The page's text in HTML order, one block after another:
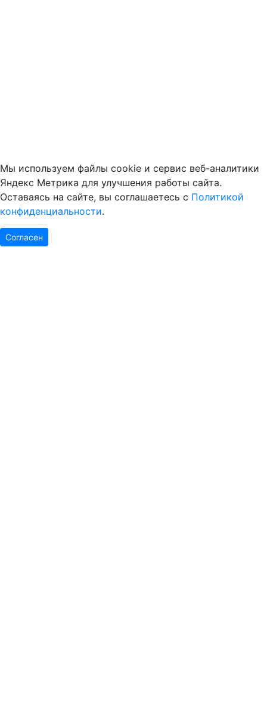
Мы используем файлы cookie и сервис веб-аналитики
Яндекс Метрика для улучшения работы сайта.
Оставаясь на сайте, вы соглашаетесь с Политикой
конфиденциальности.
Согласен